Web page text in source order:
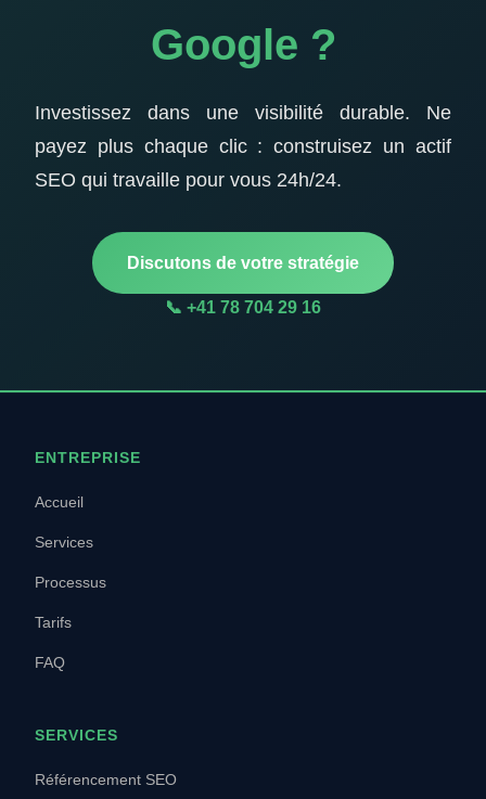
Google ?
Investissez dans une visibilité durable. Ne
payez plus chaque clic : construisez un actif
SEO qui travaille pour vous 24h/24.
Discutons de votre stratégie
📞 +41 78 704 29 16
ENTREPRISE
Accueil
Services
Processus
Tarifs
FAQ
SERVICES
Référencement SEO